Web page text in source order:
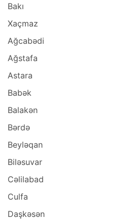
Bakı
Xaçmaz
Ağcabədi
Ağstafa
Astara
Babək
Balakən
Bərdə
Beyləqan
Biləsuvar
Cəlilabad
Culfa
Daşkəsən